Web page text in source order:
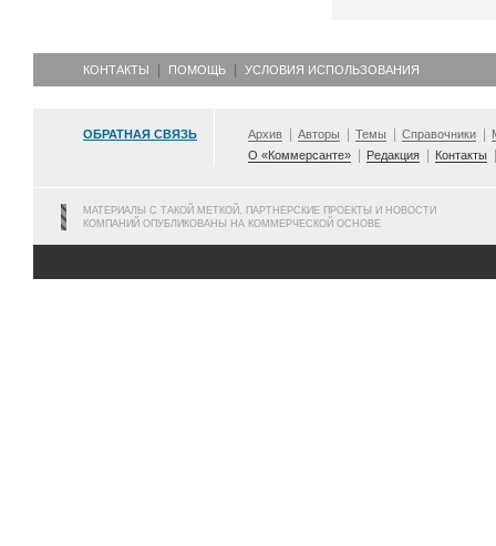
КОНТАКТЫ ПОМОЩЬ УСЛОВИЯ ИСПОЛЬЗОВАНИЯ
ОБРАТНАЯ СВЯЗЬ Архив Авторы Темы Справочники
О «Коммерсанте»
Редакция Контакты
МАТЕРИАЛЫ С ТАКОЙ МЕТКОЙ, ПАРТНЕРСКИЕ ПРОЕКТЫ И НОВОСТИ
КОМПАНИЙ ОПУБЛИКОВАНЫ НА КОММЕРЧЕСКОЙ ОСНОВЕ